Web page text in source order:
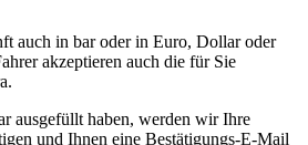
auch in bar oder in Euro, Dollar oder
akzeptieren auch die für Sie
ausgefüllt haben, werden wir Ihre
und Ihnen eine Bestätigungs-E-Mail